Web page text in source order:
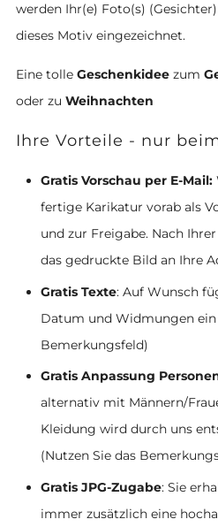
werden Ihr(e) Foto(s)
dieses Motiv eingezeichnet.
Eine tolle Geschenkidee zum
oder zu Weihnachten
Ihre Vorteile - nur
Gratis Vorschau per E-Mail:
fertige Karikatur vorab als
und zur Freigabe. Nach
das gedruckte Bild an Ihre
Gratis Texte: Auf Wunsch
Datum und Widmungen ein
Bemerkungsfeld)
Gratis Anpassung
alternativ mit Männern/
Kleidung wird durch uns
(Nutzen Sie das
Gratis JPG-Zugabe: Sie
immer zusätzlich eine